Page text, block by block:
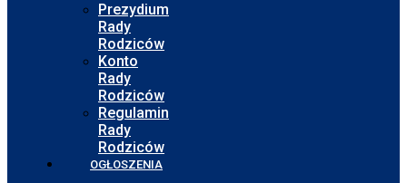
Prezydium
Rady
Rodziców
Konto
Rady
Rodziców
Regulamin
Rady
Rodziców
OGŁOSZENIA